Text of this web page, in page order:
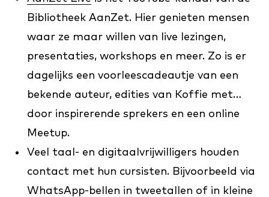
Bibliotheek AanZet. Hier genieten mensen
waar ze maar willen van live lezingen,
presentaties, workshops en meer. Zo is er
dagelijks een voorleescadeautje van een
bekende auteur, edities van Koffie met…
door inspirerende sprekers en een online
Meetup.
Veel taal- en digitaalvrijwilligers houden
contact met hun cursisten. Bijvoorbeeld via
WhatsApp-bellen in tweetallen of in kleine